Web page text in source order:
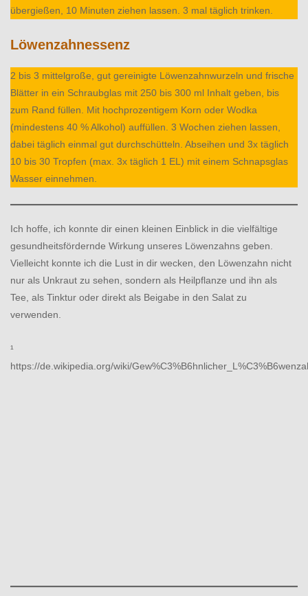
übergießen, 10 Minuten ziehen lassen. 3 mal täglich trinken.
Löwenzahnessenz
2 bis 3 mittelgroße, gut gereinigte Löwenzahnwurzeln und frische
Blätter in ein Schraubglas mit 250 bis 300 ml Inhalt geben, bis
zum Rand füllen. Mit hochprozentigem Korn oder Wodka
(mindestens 40 % Alkohol) auffüllen. 3 Wochen ziehen lassen,
dabei täglich einmal gut durchschütteln. Abseihen und 3x täglich
10 bis 30 Tropfen (max. 3x täglich 1 EL) mit einem Schnapsglas
Wasser einnehmen.
Ich hoffe, ich konnte dir einen kleinen Einblick in die vielfältige
gesundheitsfördernde Wirkung unseres Löwenzahns geben.
Vielleicht konnte ich die Lust in dir wecken, den Löwenzahn nicht
nur als Unkraut zu sehen, sondern als Heilpflanze und ihn als
Tee, als Tinktur oder direkt als Beigabe in den Salat zu
verwenden.
¹
https://de.wikipedia.org/wiki/